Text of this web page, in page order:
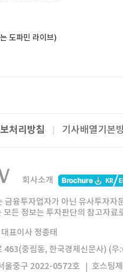
도파민 라이브)
처리방침 기사배열기본
트
한국경제신문 한국경제
한국경제TV앱
회사소개
금융투자업자가 아닌 유사투자
모든 정보는 투자판단의 참고자
대표이사 정종태
463(중림동, 한국경제신문사) (
울중구 2022-0572호
호스팅